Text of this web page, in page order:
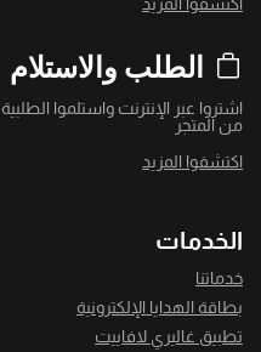
الطلب والاستلام
اشتروا عبر الإنترنت واستلموا الطلبية
من المتجر
اكتشفوا المزيد
الخدمات
خدماتنا
بطاقة الهدايا الإلكترونية
تطبيق غاليري لافاييت